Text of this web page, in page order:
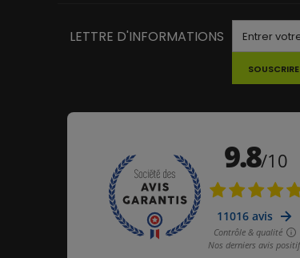
LETTRE D'INFORMATIONS
SOUSCRIRE